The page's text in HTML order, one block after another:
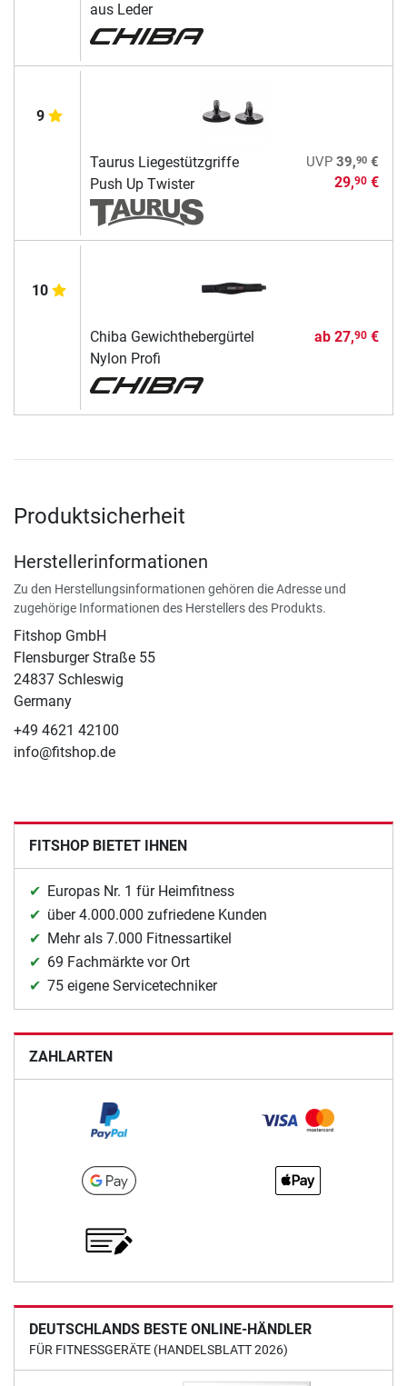
aus Leder
9
Taurus Liegestützgriffe
Push Up Twister
UVP 39,90€
29,90€
10
Chiba Gewichthebergürtel
Nylon Profi
ab 27,90€
Produktsicherheit
Herstellerinformationen
Zu den Herstellungsinformationen gehören die Adresse und
zugehörige Informationen des Herstellers des Produkts.
Fitshop GmbH
Flensburger Straße 55
24837 Schleswig
Germany
+49 4621 42100
info@fitshop.de
FITSHOP BIETET IHNEN
Europas Nr. 1 für Heimfitness
über 4.000.000 zufriedene Kunden
Mehr als 7.000 Fitnessartikel
69 Fachmärkte vor Ort
75 eigene Servicetechniker
ZAHLARTEN
DEUTSCHLANDS BESTE ONLINE-HÄNDLER
FÜR FITNESSGERÄTE (HANDELSBLATT 2026)